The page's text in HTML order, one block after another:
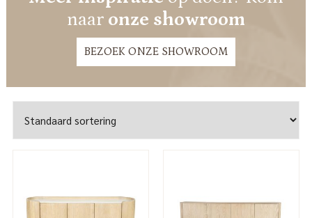
naar onze showroom
BEZOEK ONZE SHOWROOM